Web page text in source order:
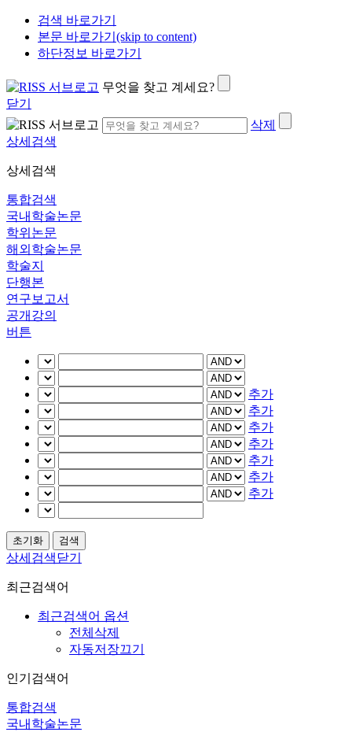
검색 바로가기
본문 바로가기(skip to content)
하단정보 바로가기
무엇을 찾고 계세요?
닫기
삭제
상세검색
상세검색
통합검색
국내학술논문
학위논문
해외학술논문
학술지
단행본
연구보고서
공개강의
버튼
추가
추가
추가
추가
추가
추가
추가
상세검색닫기
최근검색어
최근검색어 옵션
전체삭제
자동저장끄기
인기검색어
통합검색
국내학술논문